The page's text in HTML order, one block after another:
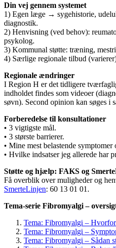
Din vej gennem systemet
1) Egen læge → sygehistorie,
diagnostik.
2) Henvisning (ved behov):
psykolog.
3) Kommunal støtte: træning,
4) Særlige regionale tilbud
Regionale ændringer
I Region H er det tidligere
indholdet findes som videoer
søvn). Second opinion kan søges i
Forberedelse til konsultationer
• 3 vigtigste mål.
• 3 største barrierer.
• Mine mest belastende symptomer
• Hvilke indsatser jeg allerede har
Støtte og hjælp: FAKS og
Få overblik over muligheder og
SmerteLinjen: 60 13 01 01.
Tema-serie Fibromyalgi –
Tema: Fibromyalgi –
Tema: Fibromyalgi –
Tema: Fibromyalgi – Sådan